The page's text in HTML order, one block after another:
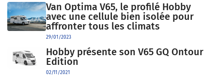
Van Optima V65, le profilé Hobby
avec une cellule bien isolée pour
affronter tous les climats
29/01/2023
Hobby présente son V65 GQ Ontour
Edition
02/11/2021